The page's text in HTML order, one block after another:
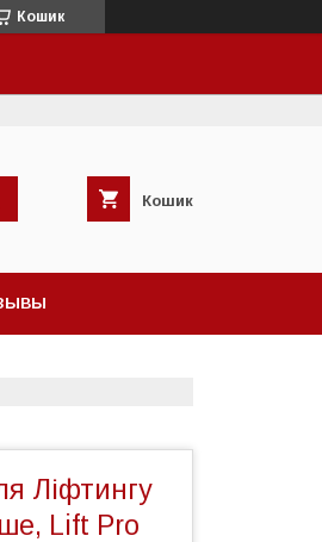
Кошик
Кошик
Ліфтингу
Lift Pro